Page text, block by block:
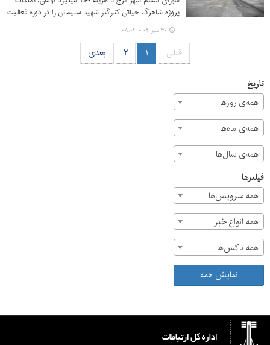
پروژه شاهرگ حیاتی کنارگذر شهید سلیمانی را در دوره فعالیت
خود به سرانجام رساند.
۳۰ مهر ۰۴ - ۰۸:۰۴
قبلی ۱ ۲ بعدی
تاریخ
همه‌ی روزها
همه‌ی ماه‌ها
همه‌ی سال‌ها
فیلترها
همه سرویس‌ها
همه انواع خبر
همه باکس‌ها
نمایش همه